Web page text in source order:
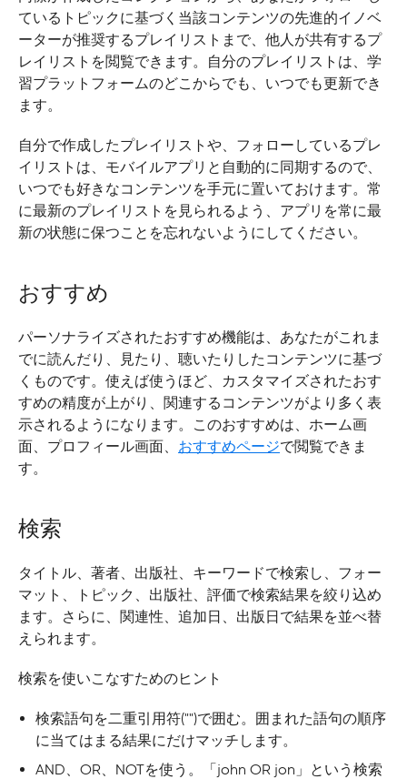
ているトピックに基づく当該コンテンツの先進的イノベ
ーターが推奨するプレイリストまで、他人が共有するプ
レイリストを閲覧できます。自分のプレイリストは、学
習プラットフォームのどこからでも、いつでも更新でき
ます。
自分で作成したプレイリストや、フォローしているプレ
イリストは、モバイルアプリと自動的に同期するので、
いつでも好きなコンテンツを手元に置いておけます。常
に最新のプレイリストを見られるよう、アプリを常に最
新の状態に保つことを忘れないようにしてください。
おすすめ
パーソナライズされたおすすめ機能は、あなたがこれま
でに読んだり、見たり、聴いたりしたコンテンツに基づ
くものです。使えば使うほど、カスタマイズされたおす
すめの精度が上がり、関連するコンテンツがより多く表
示されるようになります。このおすすめは、ホーム画
面、プロフィール画面、 おすすめページで閲覧できま
す。
検索
タイトル、著者、出版社、キーワードで検索し、フォー
マット、トピック、出版社、評価で検索結果を絞り込め
ます。さらに、関連性、追加日、出版日で結果を並べ替
えられます。
検索を使いこなすためのヒント
検索語句を二重引用符("")で囲む。囲まれた語句の順序
に当てはまる結果にだけマッチします。
AND、OR、NOTを使う。「john OR jon」という検索